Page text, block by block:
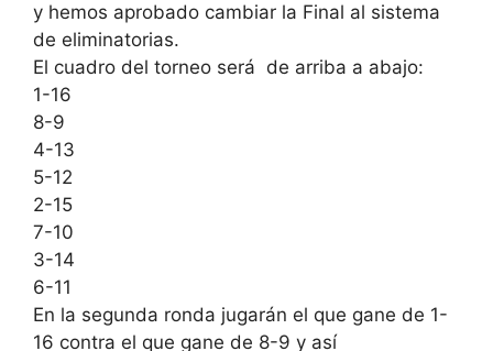
y hemos aprobado cambiar la Final al sistema
de eliminatorias.
El cuadro del torneo será de arriba a abajo:
1-16
8-9
4-13
5-12
2-15
7-10
3-14
6-11
En la segunda ronda jugarán el que gane de 1-
16 contra el que gane de 8-9 y así